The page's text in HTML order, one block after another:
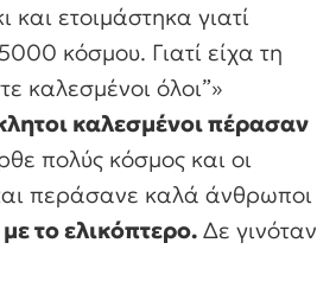
ετοιμάστηκα γιατί
κόσμου. Γιατί είχα τη
καλεσμένοι όλοι”»
καλεσμένοι πέρασαν
πολύς κόσμος και οι
περάσανε καλά άνθρωποι
το ελικόπτερο. Δε γινόταν